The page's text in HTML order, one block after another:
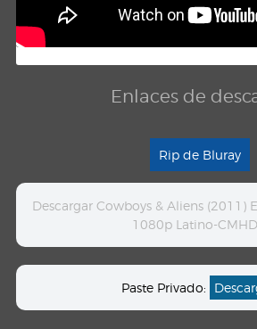
Enlaces de
Rip de Bluray
Descargar Cowboys & Aliens (2011)
1080p Latino-
Paste Privado: